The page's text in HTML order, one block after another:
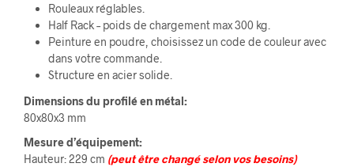
Rouleaux réglables.
Half Rack – poids de chargement max 300 kg.
Peinture en poudre, choisissez un code de couleur avec
dans votre commande.
Structure en acier solide.
Dimensions du profilé en métal:
80x80x3 mm
Mesure d’équipement:
Hauteur: 229 cm (peut être changé selon vos besoins)